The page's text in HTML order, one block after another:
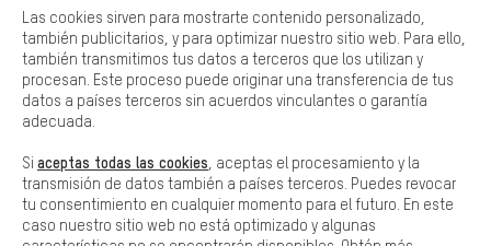
Configuración de las cookies Ajusta el contraste
Todos los precios indicados son en euros e sin MwSt, más
gastos de envío aEstados Unidos.
preguntas de forma rápida y sencilla.
Básica
Las cookies básicas aseguran que puedas usar nuestro sitio web.
Las cookies sirven para mostrarte contenido personalizado,
también publicitarios, y para optimizar nuestro sitio web. Para ello,
también transmitimos tus datos a terceros que los utilizan y
procesan. Este proceso puede originar una transferencia de tus
datos a países terceros sin acuerdos vinculantes o garantía
adecuada.
Si aceptas todas las cookies , aceptas el procesamiento y la
transmisión de datos también a países terceros. Puedes revocar
tu consentimiento en cualquier momento para el futuro. En este
caso nuestro sitio web no está optimizado y algunas